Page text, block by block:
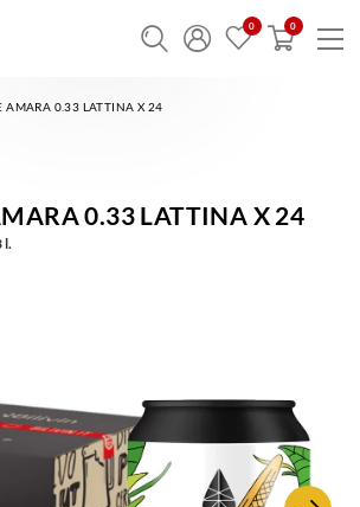
AMARA 0.33 LATTINA X 24
0.33 LATTINA X 24
l.